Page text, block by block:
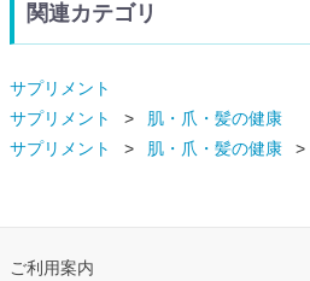
関連カテゴリ
サプリメント
サプリメント
肌・爪・髪の健康
サプリメント
肌・爪・髪の健康
ご利用案内